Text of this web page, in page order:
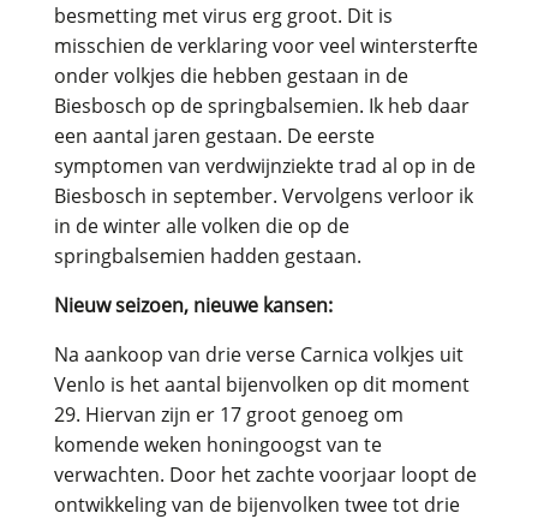
besmetting met virus erg groot. Dit is
misschien de verklaring voor veel wintersterfte
onder volkjes die hebben gestaan in de
Biesbosch op de springbalsemien. Ik heb daar
een aantal jaren gestaan. De eerste
symptomen van verdwijnziekte trad al op in de
Biesbosch in september. Vervolgens verloor ik
in de winter alle volken die op de
springbalsemien hadden gestaan.
Nieuw seizoen, nieuwe kansen:
Na aankoop van drie verse Carnica volkjes uit
Venlo is het aantal bijenvolken op dit moment
29. Hiervan zijn er 17 groot genoeg om
komende weken honingoogst van te
verwachten. Door het zachte voorjaar loopt de
ontwikkeling van de bijenvolken twee tot drie